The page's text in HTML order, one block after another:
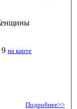
9 на карте
Подробнее>>